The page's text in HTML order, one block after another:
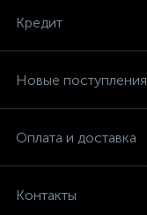
Кредит
Новые поступления
Оплата и доставка
Контакты